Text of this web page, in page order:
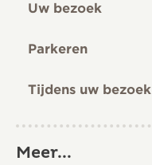
Uw bezoek
Parkeren
Tijdens uw bezoek
Meer...